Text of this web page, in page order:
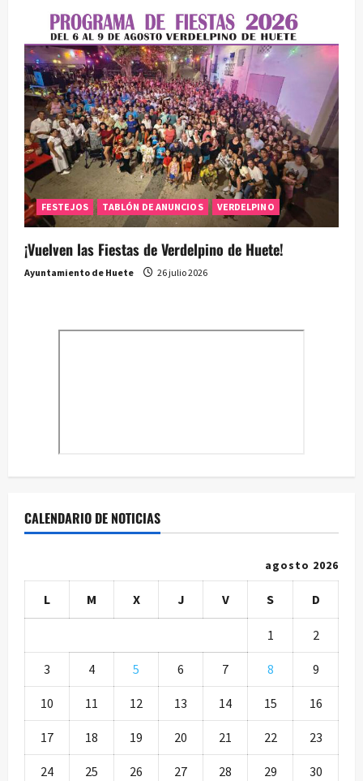
FESTEJOS TABLÓN DE ANUNCIOS VERDELPINO
¡Vuelven las Fiestas de Verdelpino de Huete!
Ayuntamiento de Huete 26 julio 2026
CALENDARIO DE NOTICIAS
agosto 2026
L M X J V S D
1 2
3 4 5 6 7 8 9
10 11 12 13 14 15 16
17 18 19 20 21 22 23
24 25 26 27 28 29 30